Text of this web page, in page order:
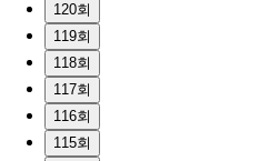
120회
119회
118회
117회
116회
115회